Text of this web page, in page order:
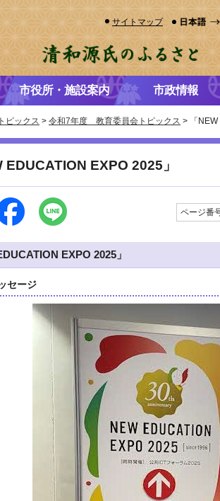
サイトマップ
市役所・施設案内 市政情報
ピックス > 令和7年度 教育委員会トピックス > 「NEW
EDUCATION EXPO 2025」
ページ番
EXPO 2025」
セージ